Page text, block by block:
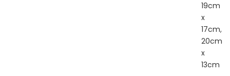
19cm
x
17cm,
20cm
x
13cm